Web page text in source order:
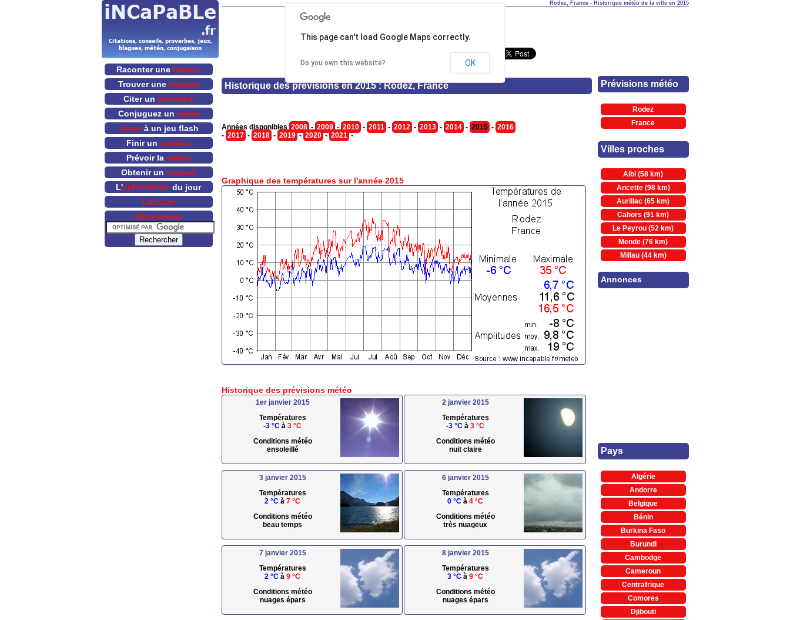
Rodez, France - Historique météo de la ville en 2015
Historique des prévisions en 2015 : Rodez, France
Années disponibles 2008 - 2009 - 2010 - 2011 - 2012 - 2013 - 2014 - 2015 - 2016
- 2017 - 2018 - 2019 - 2020 - 2021 -
Graphique des températures sur l'année 2015
Historique des prévisions météo
1er janvier 2015
Températures
-3 °C à 3 °C
Conditions météo
ensoleillé
2 janvier 2015
Températures
-3 °C à 3 °C
Conditions météo
nuit claire
3 janvier 2015
Températures
2 °C à 7 °C
Conditions météo
beau temps
6 janvier 2015
Températures
0 °C à 4 °C
Conditions météo
très nuageux
7 janvier 2015
Températures
2 °C à 9 °C
Conditions météo
nuages épars
8 janvier 2015
Températures
3 °C à 9 °C
Conditions météo
nuages épars
This page can't load Google Maps correctly.
Do you own this website? OK
Prévisions météo
Rodez
France
Villes proches
Albi (58 km)
Ancette (98 km)
Aurillac (65 km)
Cahors (91 km)
Le Peyrou (52 km)
Mende (76 km)
Millau (44 km)
Annonces
Pays
Algérie
Andorre
Belgique
Bénin
Burkina Faso
Burundi
Cambodge
Cameroun
Centrafrique
Comores
Djibouti
Raconter une blague
Trouver une citation
Citer un proverbe
Conjuguez un verbe
Jouerà un jeu flash
Finir un sudoku
Prévoir la météo
Obtenir un conseil
L'éphéméride du jour
Calculer
Rechercher